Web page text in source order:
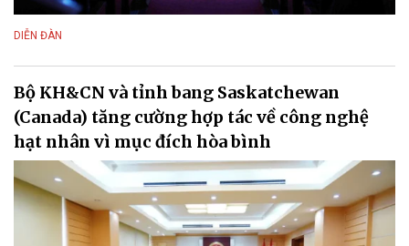
DIỄN ĐÀN
Bộ KH&CN và tỉnh bang Saskatchewan
(Canada) tăng cường hợp tác về công nghệ
hạt nhân vì mục đích hòa bình